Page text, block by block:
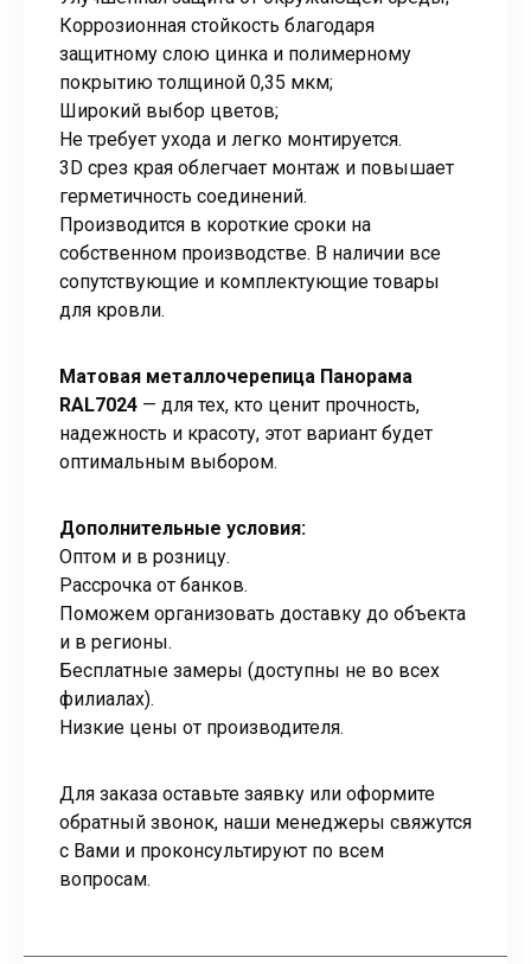
Коррозионная стойкость благодаря
защитному слою цинка и полимерному
покрытию толщиной 0,35 мкм;
Широкий выбор цветов;
Не требует ухода и легко монтируется.
3D срез края облегчает монтаж и повышает
герметичность соединений.
Производится в короткие сроки на
собственном производстве. В наличии все
сопутствующие и комплектующие товары
для кровли.
Матовая металлочерепица Панорама
RAL7024 — для тех, кто ценит прочность,
надежность и красоту, этот вариант будет
оптимальным выбором.
Дополнительные условия:
Оптом и в розницу.
Рассрочка от банков.
Поможем организовать доставку до объекта
и в регионы.
Бесплатные замеры (доступны не во всех
филиалах).
Низкие цены от производителя.
Для заказа оставьте заявку или оформите
обратный звонок, наши менеджеры свяжутся
с Вами и проконсультируют по всем
вопросам.